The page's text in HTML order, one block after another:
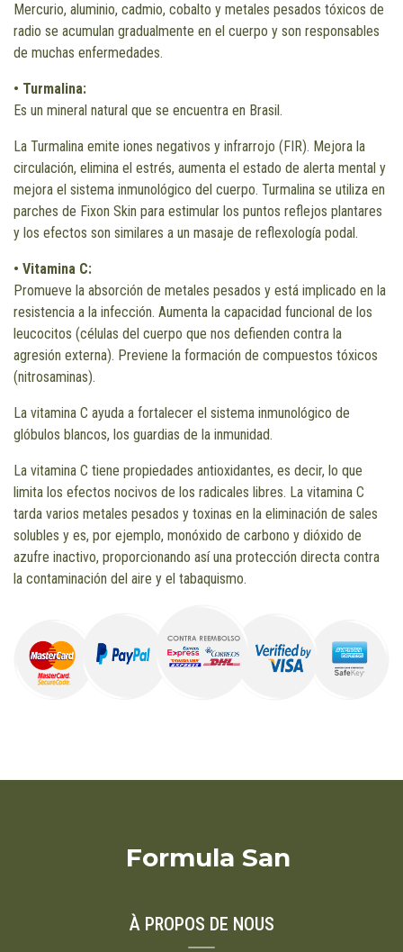
Mercurio, aluminio, cadmio, cobalto y metales pesados tóxicos de
radio se acumulan gradualmente en el cuerpo y son responsables
de muchas enfermedades.
• Turmalina:
Es un mineral natural que se encuentra en Brasil.
La Turmalina emite iones negativos y infrarrojo (FIR). Mejora la
circulación, elimina el estrés, aumenta el estado de alerta mental y
mejora el sistema inmunológico del cuerpo. Turmalina se utiliza en
parches de Fixon Skin para estimular los puntos reflejos plantares
y los efectos son similares a un masaje de reflexología podal.
• Vitamina C:
Promueve la absorción de metales pesados y está implicado en la
resistencia a la infección. Aumenta la capacidad funcional de los
leucocitos (células del cuerpo que nos defienden contra la
agresión externa). Previene la formación de compuestos tóxicos
(nitrosaminas).
La vitamina C ayuda a fortalecer el sistema inmunológico de
glóbulos blancos, los guardias de la inmunidad.
La vitamina C tiene propiedades antioxidantes, es decir, lo que
limita los efectos nocivos de los radicales libres. La vitamina C
tarda varios metales pesados y toxinas en la eliminación de sales
solubles y es, por ejemplo, monóxido de carbono y dióxido de
azufre inactivo, proporcionando así una protección directa contra
la contaminación del aire y el tabaquismo.
Formula San
À PROPOS DE NOUS